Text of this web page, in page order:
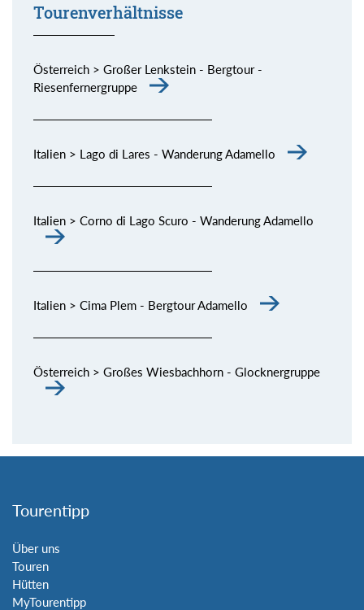
Tourenverhältnisse
Österreich > Großer Lenkstein - Bergtour -
Riesenfernergruppe
Italien > Lago di Lares - Wanderung Adamello
Italien > Corno di Lago Scuro - Wanderung Adamello
Italien > Cima Plem - Bergtour Adamello
Österreich > Großes Wiesbachhorn - Glocknergruppe
Tourentipp
Über uns
Touren
Hütten
MyTourentipp